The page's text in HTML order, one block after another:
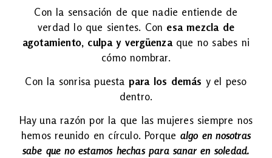
Con la sensación de que nadie entiende de
verdad lo que sientes. Con esa mezcla de
agotamiento, culpa y vergüenzaque no sabes ni
cómo nombrar.
Con la sonrisa puesta para los demás y el peso
dentro.
Hay una razón por la que las mujeres siempre nos
hemos reunido en círculo. Porque algo en nosotras
sabe que no estamos hechas para sanar en soledad.